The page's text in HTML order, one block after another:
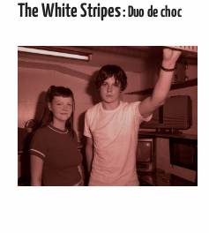
The White Stripes: Duo de choc